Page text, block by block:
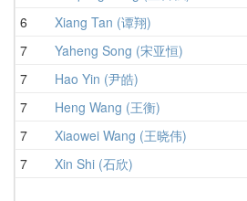
6 Xiang Tan (谭翔)
7 Yaheng Song (宋亚恒)
7 Hao Yin (尹皓)
7 Heng Wang (王衡)
7 Xiaowei Wang (王晓伟)
7 Xin Shi (石欣)